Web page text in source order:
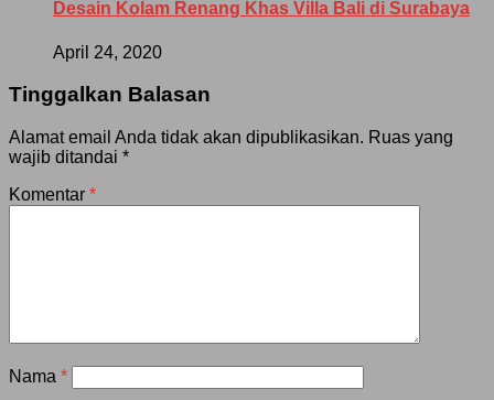
Desain Kolam Renang Khas Villa Bali di Surabaya
April 24, 2020
Tinggalkan Balasan
Alamat email Anda tidak akan dipublikasikan. Ruas yang
wajib ditandai *
Komentar *
Nama *